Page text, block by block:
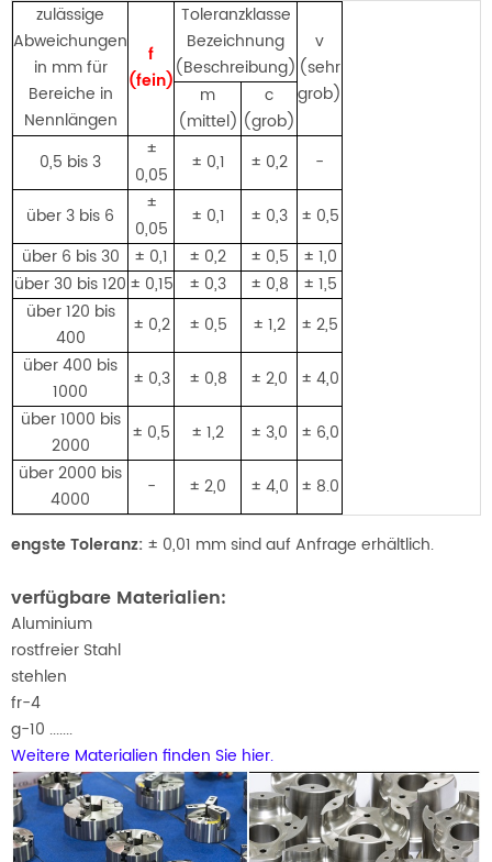
zulässige
Abweichungen
in mm für
Bereiche in
Nennlängen
f
(fein)
Toleranzklasse
Bezeichnung
(Beschreibung)
v
(sehr
grob)
m
(mittel)
c
(grob)
0,5 bis 3
±
0,05
± 0,1 ± 0,2 -
über 3 bis 6
±
0,05
± 0,1 ± 0,3 ± 0,5
über 6 bis 30
± 0,1 ± 0,2 ± 0,5
± 1,0
über 30 bis 120 ± 0,15 ± 0,3 ± 0,8
± 1,5
über 120 bis
400
± 0,2 ± 0,5 ± 1,2
± 2,5
über 400 bis
1000
± 0,3 ± 0,8 ± 2,0
± 4,0
über 1000 bis
2000
± 0,5 ± 1,2 ± 3,0
± 6,0
über 2000 bis
4000
- ± 2,0 ± 4,0 ± 8.0
engste Toleranz: ± 0,01 mm sind auf Anfrage erhältlich.
verfügbare Materialien:
Aluminium
rostfreier Stahl
stehlen
fr-4
g-10 .......
Weitere Materialien finden Sie hier.